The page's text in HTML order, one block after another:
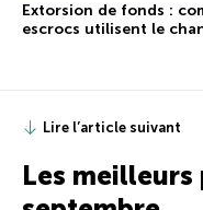
Extorsion de fonds :
escrocs utilisent le
Lire l’article suivant
Les meilleurs